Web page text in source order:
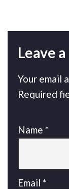
Leave
Your email
Required
Name *
Email *